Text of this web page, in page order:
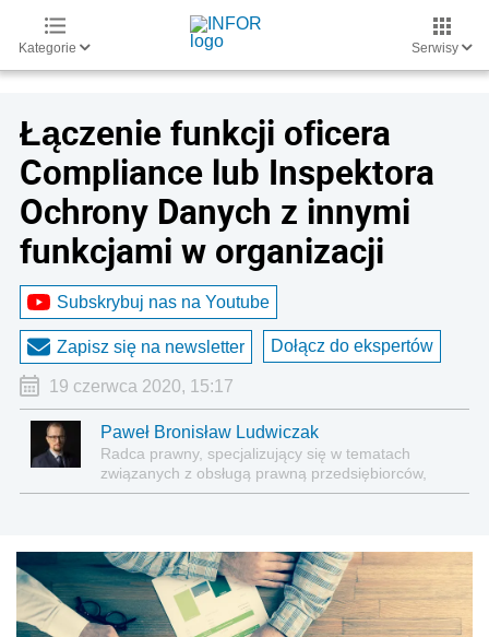
Kategorie Serwisy
Łączenie funkcji oficera
Compliance lub Inspektora
Ochrony Danych z innymi
funkcjami w organizacji
Subskrybuj nas na Youtube
Zapisz się na newsletter Dołącz do ekspertów
19 czerwca 2020, 15:17
Paweł Bronisław Ludwiczak
Radca prawny, specjalizujący się w tematach
związanych z obsługą prawną przedsiębiorców,
prawem korporacyjnym, zamówieniami in house,